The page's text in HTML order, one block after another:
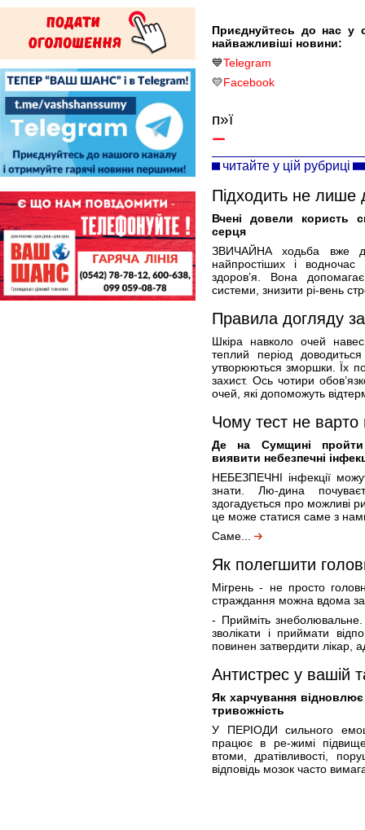
Приєднуйтесь до нас у
найважливіші новини:
💙Telegram
💛Facebook
п»ї
читайте у цій рубриці
Підходить не лише
Вчені довели користь
серця
ЗВИЧАЙНА ходьба вже
найпростіших і водночас
здоров’я. Вона
системи, знизити рі-вень
Правила догляду
Шкіра навколо очей
теплий період
утворюються зморшки. Їх
захист. Ось чотири
очей, які допоможуть
Чому тест не варто
Де на Сумщині
виявити небезпечні
НЕБЕЗПЕЧНІ інфекції
знати. Лю-дина
здогадується про можливі
це може статися саме з
Саме...
Як полегшити
Мігрень - не просто
страждання можна вдома
- Прийміть
зволікати і приймати
повинен затвердити лікар,
Антистрес у вашій
Як харчування
тривожність
У ПЕРІОДИ сильного
працює в ре-жимі
втоми, дратівливості,
відповідь мозок часто